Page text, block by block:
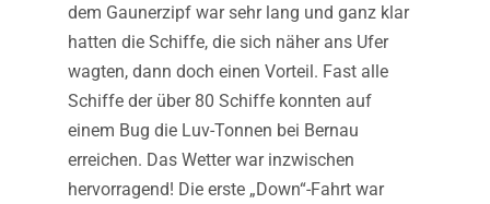
dem Gaunerzipf war sehr lang und ganz klar
hatten die Schiffe, die sich näher ans Ufer
wagten, dann doch einen Vorteil. Fast alle
Schiffe der über 80 Schiffe konnten auf
einem Bug die Luv-Tonnen bei Bernau
erreichen. Das Wetter war inzwischen
hervorragend! Die erste „Down“-Fahrt war